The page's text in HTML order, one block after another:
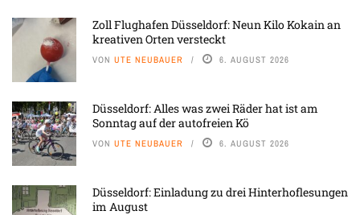
Zoll Flughafen Düsseldorf: Neun Kilo Kokain an
kreativen Orten versteckt
VON UTE NEUBAUER 6. AUGUST 2026
Düsseldorf: Alles was zwei Räder hat ist am
Sonntag auf der autofreien Kö
VON UTE NEUBAUER 6. AUGUST 2026
Düsseldorf: Einladung zu drei Hinterhoflesungen
im August